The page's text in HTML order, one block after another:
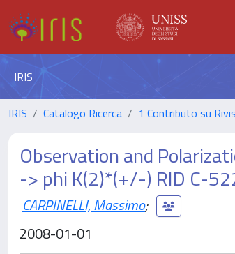
IRIS
IRIS Catalogo Ricerca 1 Contributo su
Observation and
-> phi K(2)*(+/-) RID C-
CARPINELLI, Massimo;
2008-01-01